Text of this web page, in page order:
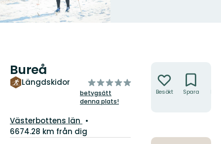
Bureå
Längdskidor
av
5
stjärnor
betygsätt
denna plats!
Län:
Västerbottens län
6674.28 km från dig
Besökt Spara